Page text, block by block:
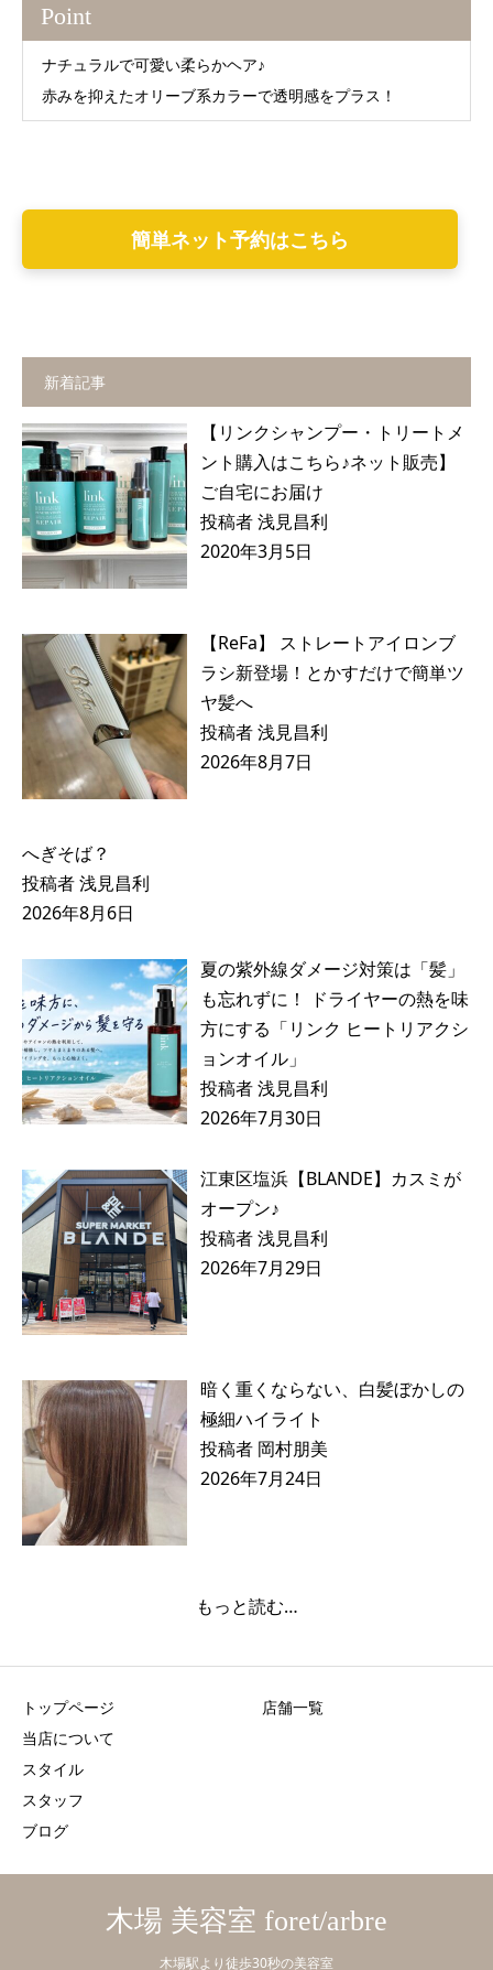
Point
ナチュラルで可愛い柔らかヘア♪
赤みを抑えたオリーブ系カラーで透明感をプラス！
簡単ネット予約はこちら
新着記事
【リンクシャンプー・トリートメ
ント購入はこちら♪ネット販売】
ご自宅にお届け
投稿者 浅見昌利
2020年3月5日
【ReFa】 ストレートアイロンブ
ラシ新登場！とかすだけで簡単ツ
ヤ髪へ
投稿者 浅見昌利
2026年8月7日
へぎそば？
投稿者 浅見昌利
2026年8月6日
夏の紫外線ダメージ対策は「髪」
も忘れずに！ ドライヤーの熱を味
方にする「リンク ヒートリアクシ
ョンオイル」
投稿者 浅見昌利
2026年7月30日
江東区塩浜【BLANDE】カスミが
オープン♪
投稿者 浅見昌利
2026年7月29日
暗く重くならない、白髪ぼかしの
極細ハイライト
投稿者 岡村朋美
2026年7月24日
もっと読む…
トップページ
当店について
スタイル
スタッフ
ブログ
店舗一覧
木場 美容室 foret/arbre
木場駅より徒歩30秒の美容室